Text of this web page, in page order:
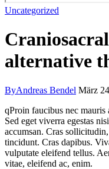
Uncategorized
alternative
ByAndreas Bendel März
qProin faucibus nec mauris
Sed eget viverra egestas
accumsan. Cras
tincidunt. Cras dapibus.
vulputate eleifend tellus.
vitae, eleifend ac, enim.